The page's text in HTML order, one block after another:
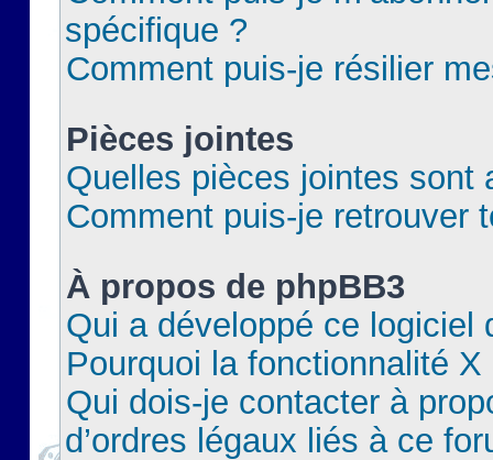
spécifique ?
Comment puis-je résilier
Pièces jointes
Quelles pièces jointes sont
Comment puis-je retrouver
À propos de phpBB3
Qui a développé ce logiciel
Pourquoi la fonctionnalité X
Qui dois-je contacter à
d’ordres légaux liés à ce